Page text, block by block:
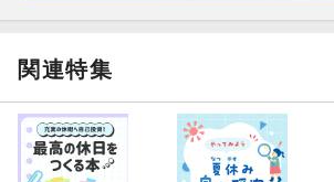
関連特集